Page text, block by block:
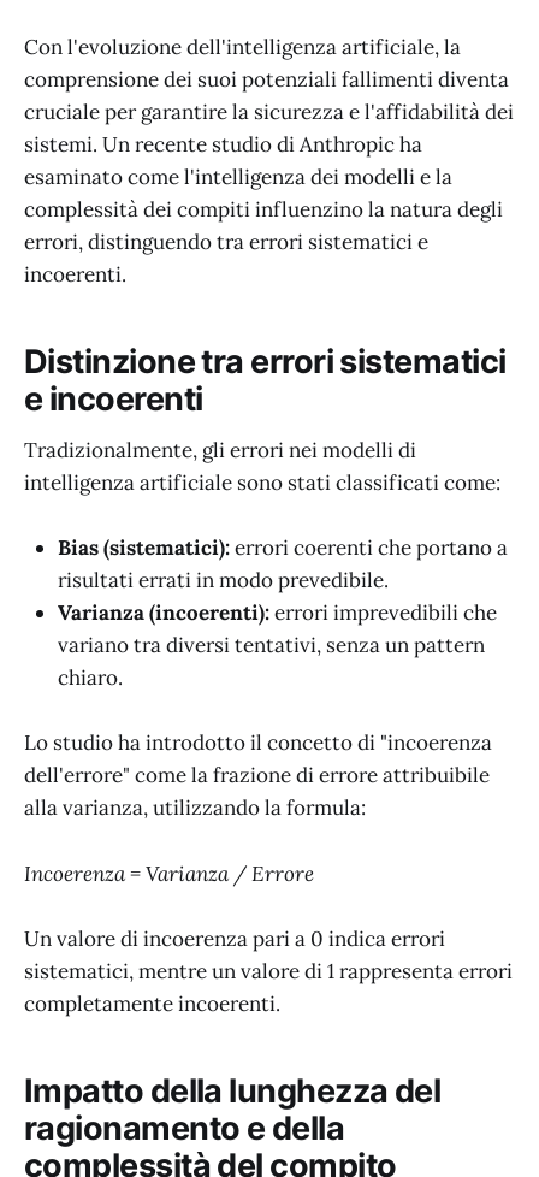
Con l'evoluzione dell'intelligenza artificiale, la
comprensione dei suoi potenziali fallimenti diventa
cruciale per garantire la sicurezza e l'affidabilità dei
sistemi. Un recente studio di Anthropic ha
esaminato come l'intelligenza dei modelli e la
complessità dei compiti influenzino la natura degli
errori, distinguendo tra errori sistematici e
incoerenti.
Distinzione tra errori sistematici
e incoerenti
Tradizionalmente, gli errori nei modelli di
intelligenza artificiale sono stati classificati come:
Bias (sistematici):errori coerenti che portano a
risultati errati in modo prevedibile.
Varianza (incoerenti):errori imprevedibili che
variano tra diversi tentativi, senza un pattern
chiaro.
Lo studio ha introdotto il concetto di "incoerenza
dell'errore" come la frazione di errore attribuibile
alla varianza, utilizzando la formula:
Incoerenza = Varianza / Errore
Un valore di incoerenza pari a 0 indica errori
sistematici, mentre un valore di 1 rappresenta errori
completamente incoerenti.
Impatto della lunghezza del
ragionamento e della
complessità del compito